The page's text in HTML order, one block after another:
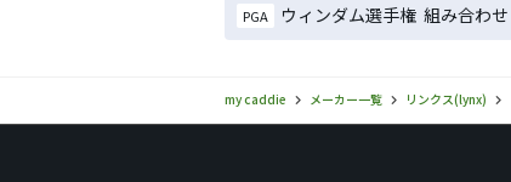
PGA ウィンダム選手権 組み合わせ
my caddie メーカー一覧 リンクス(lynx)